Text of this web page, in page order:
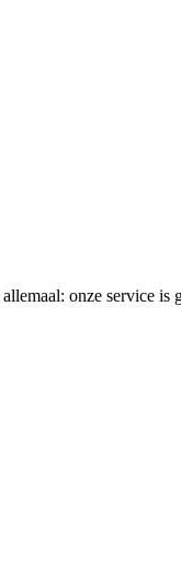
onze service is